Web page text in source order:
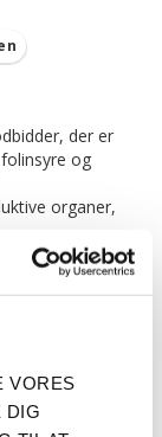
VORES
DIG
der er
og
organer,
tilsætningsstoffer.